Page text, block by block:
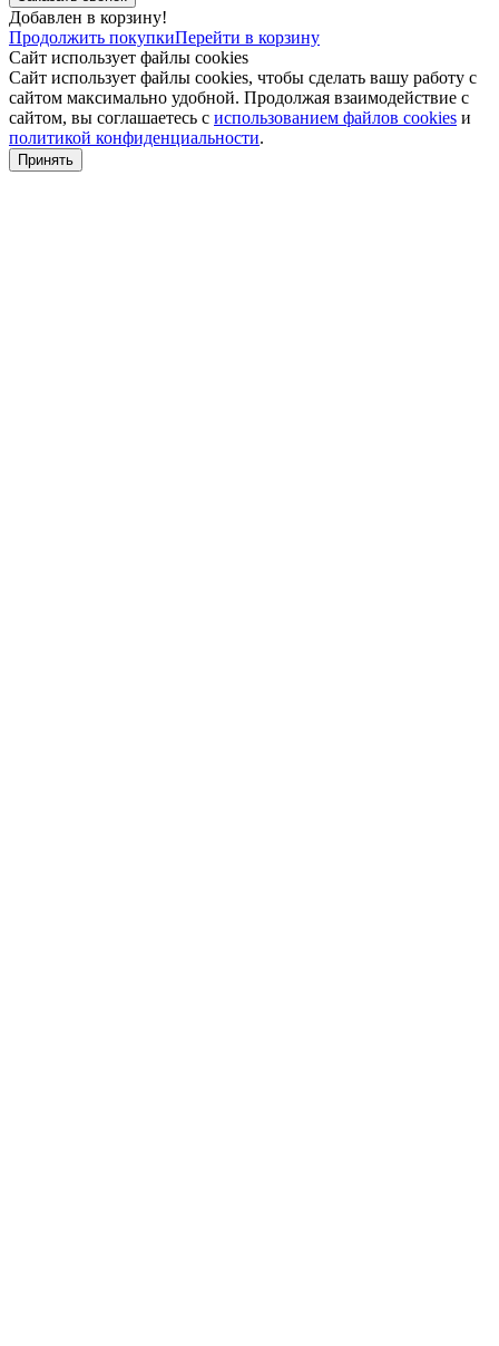
Добавлен в корзину!
Продолжить покупкиПерейти в корзину
Сайт использует файлы cookies
Сайт использует файлы cookies, чтобы сделать вашу работу с
сайтом максимально удобной. Продолжая взаимодействие с
сайтом, вы соглашаетесь с использованием файлов cookies и
политикой конфиденциальности.
Принять